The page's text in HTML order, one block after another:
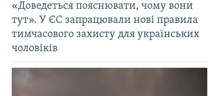
«Доведеться пояснювати, чому вони
тут». У ЄС запрацювали нові правила
тимчасового захисту для українських
чоловіків